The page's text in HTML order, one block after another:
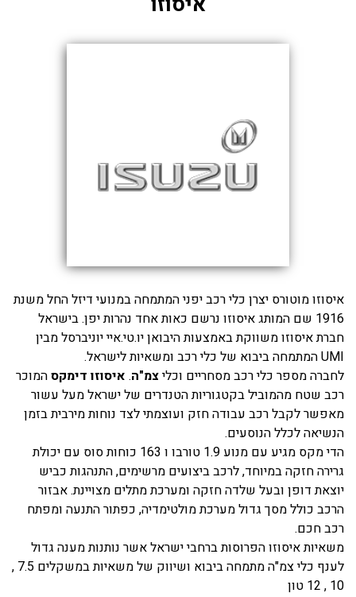
איסוזו מוטורס יצרן כלי רכב יפני המתמחה במנועי דיזל החל משנת
1916 שם המותג איסוזו נרשם כאות אחד נהרות יפן. בישראל
חברת איסוזו משווקת באמצעות היבואן יו.טי.איי יוניברסל מבין
UMI המתמחה ביבוא של כלי רכב ומשאיות לישראל.
לחברה מספר כלי רכב מסחריים וכליצמ"ה. איסוזו דימקסהמוכר
רכב שטח מהמוביל בקטגוריות הטנדרים של ישראל מעל עשור
מאפשר לקבל רכב עבודה חזק ועוצמתי לצד נוחות מירבית בזמן
הנשיאה לכלל הנוסעים.
הדי מקס מגיע עם מנוע 1.9 טורבו ו 163 כוחות סוס עם יכולת
גרירה חזקה במיוחד, לרכב ביצועים מרשימים, התנהגות כביש
יוצאת דופן ובעל שלדה חזקה ומערכת מתלים מצויינת. אבזור
הרכב כולל מסך גדול מערכת מולטימדיה, כפתור התנעה ומפתח
רכב חכם.
משאיות איסוזו הפרוסות ברחבי ישראל אשר נותנות מענה גדול
לענף כלי צמ"ה מתמחה ביבוא ושיווק של משאיות במשקלים 7.5 ,
10 , 12 טון